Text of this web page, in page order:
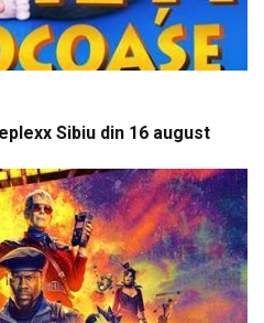
Sibiu din 16 august